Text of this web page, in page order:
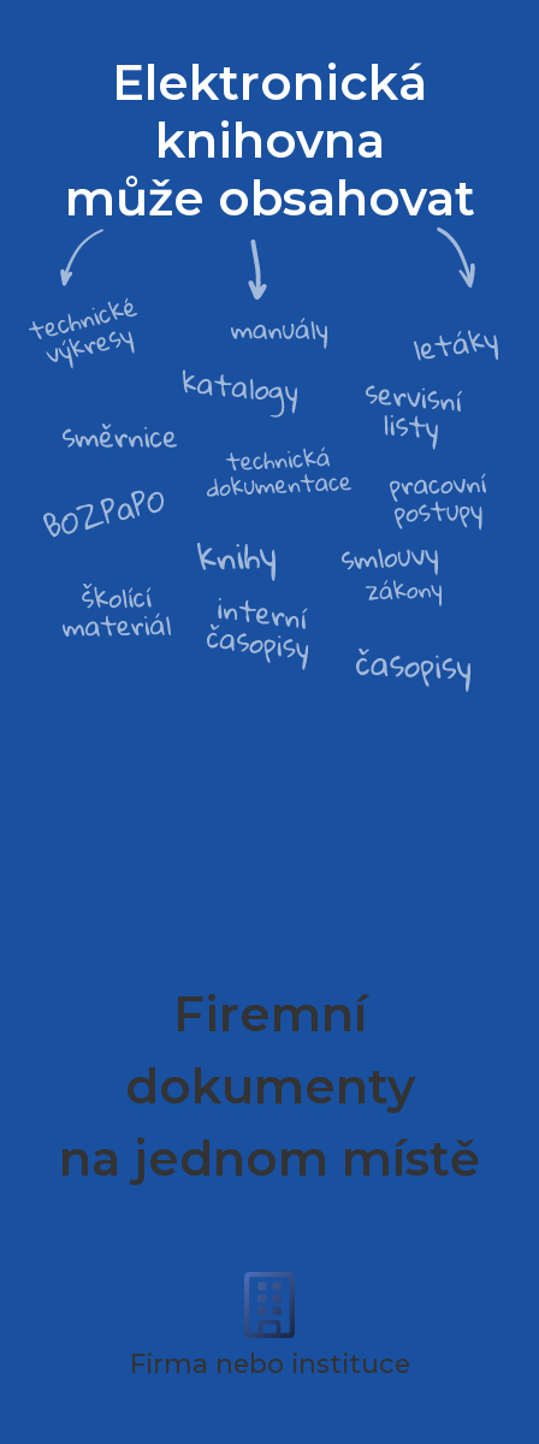
Elektronická
knihovna
může obsahovat
Firemní
dokumenty
na jednom místě
Firma nebo instituce